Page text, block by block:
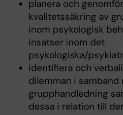
planera och
kvalitetssäkring av
inom psykologisk
insatser inom det
psykologiska/
identifiera och
dilemman i samband
grupphandledning
dessa i relation till